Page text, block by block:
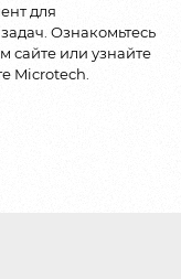
для
Ознакомьтесь
или узнайте
Microtech.